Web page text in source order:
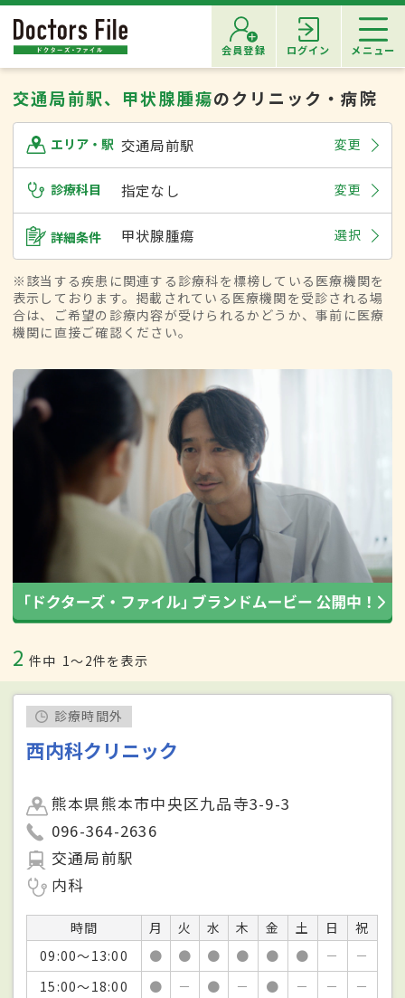
会員登録 ログイン メニュー
交通局前駅、甲状腺腫瘍のクリニック・病院
エリア・駅 交通局前駅 変更
診療科目 指定なし 変更
詳細条件 甲状腺腫瘍 選択
※該当する疾患に関連する診療科を標榜している医療機関を
表示しております。掲載されている医療機関を受診される場
合は、ご希望の診療内容が受けられるかどうか、事前に医療
機関に直接ご確認ください。
2 件中 1〜2件を表示
診療時間外
西内科クリニック
熊本県熊本市中央区九品寺3-9-3
096-364-2636
交通局前駅
内科
時間 月 火 水 木 金 土 日
祝
09:00～13:00
● ● ● ● ● ● －
－
15:00～18:00
● － ● － ● － － －